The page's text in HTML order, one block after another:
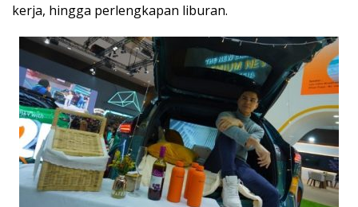
kerja, hingga perlengkapan liburan.